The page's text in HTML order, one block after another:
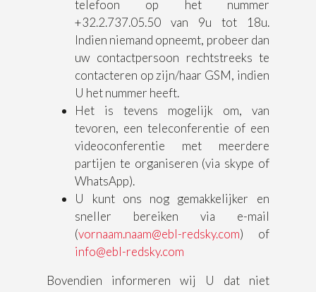
telefoon op het nummer
+32.2.737.05.50 van 9u tot 18u.
Indien niemand opneemt, probeer dan
uw contactpersoon rechtstreeks te
contacteren op zijn/haar GSM, indien
U het nummer heeft.
Het is tevens mogelijk om, van
tevoren, een teleconferentie of een
videoconferentie met meerdere
partijen te organiseren (via skype of
WhatsApp).
U kunt ons nog gemakkelijker en
sneller bereiken via e-mail
(vornaam.naam@ebl-redsky.com) of
info@ebl-redsky.com
Bovendien informeren wij U dat niet